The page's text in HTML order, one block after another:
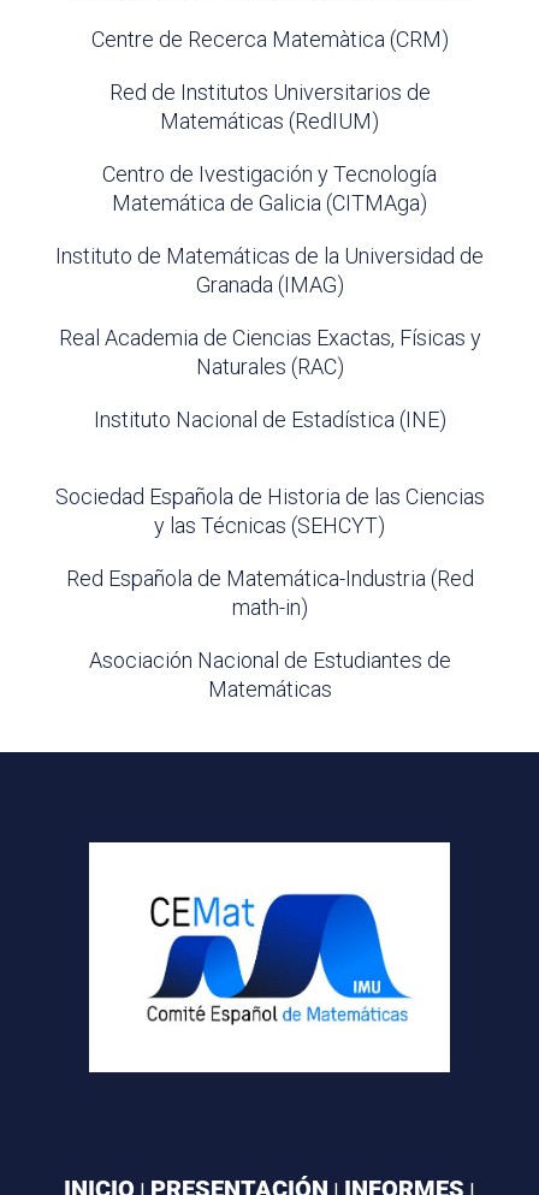
Centre de Recerca Matemàtica (CRM)
Red de Institutos Universitarios de
Matemáticas (RedIUM)
Centro de Ivestigación y Tecnología
Matemática de Galicia (CITMAga)
Instituto de Matemáticas de la Universidad de
Granada (IMAG)
Real Academia de Ciencias Exactas, Físicas y
Naturales (RAC)
Instituto Nacional de Estadística (INE)
Sociedad Española de Historia de las Ciencias
y las Técnicas (SEHCYT)
Red Española de Matemática-Industria (Red
math-in)
Asociación Nacional de Estudiantes de
Matemáticas
INICIO PRESENTACIÓN INFORMES